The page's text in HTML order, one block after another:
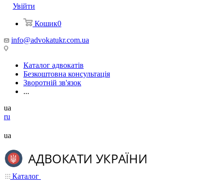
Увійти
Кошик0
info@advokatukr.com.ua
Каталог адвокатів
Безкоштовна консультація
Зворотній зв'язок
...
ua
ru
ua
Каталог